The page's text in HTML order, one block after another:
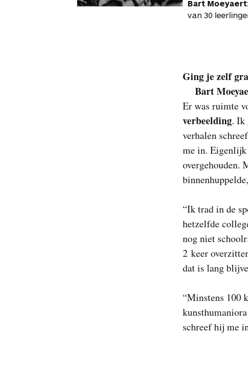
Bart
van 30
Ging je zelf
Bart
Er was ruimte
verbeelding. Ik
verhalen
me in. Eigenlijk
overgehouden.
“Ik trad in de
hetzelfde
nog niet
2 keer
dat is lang
“Minstens 100
schreef hij me